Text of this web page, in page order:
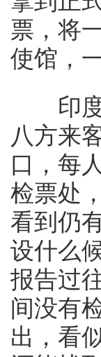
票，将
使馆，
印度
八方来
口，每
检票处
看到仍
设什么
报告过
间没有
出，看